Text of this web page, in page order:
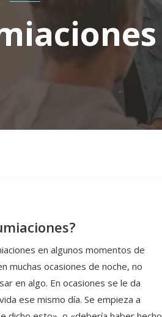
en algunos momentos de
muchas ocasiones de noche, no
en algo. En ocasiones se le da
ese mismo día. Se empieza a